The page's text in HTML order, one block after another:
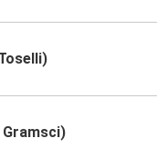
Gramsci)